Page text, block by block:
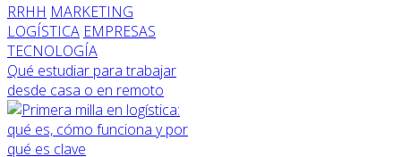
RRHH MARKETING
LOGÍSTICA EMPRESAS
TECNOLOGÍA
Qué estudiar para trabajar
desde casa o en remoto